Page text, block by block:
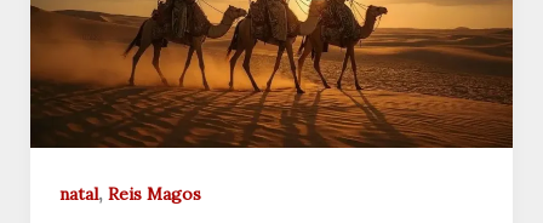
natal, Reis Magos